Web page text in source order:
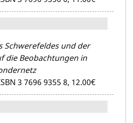
Schwerefeldes und der
die Beobachtungen in
3 7696 9355 8, 12.00€